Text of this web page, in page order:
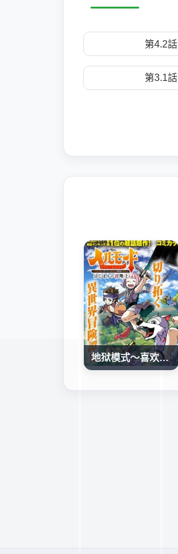
第4.2話
第3.1話
地狱模式～喜欢速通游戏的玩家在废设定异世界无双